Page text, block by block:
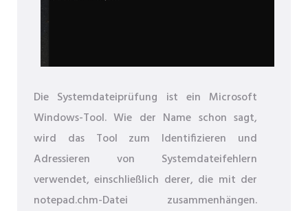
Die Systemdateiprüfung ist ein Microsoft
Windows-Tool. Wie der Name schon sagt,
wird das Tool zum Identifizieren und
Adressieren von Systemdateifehlern
verwendet, einschließlich derer, die mit der
notepad.chm-Datei zusammenhängen.